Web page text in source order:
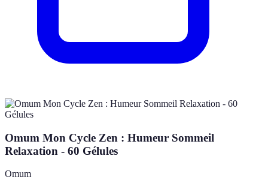
Omum Mon Cycle Zen : Humeur Sommeil
Relaxation - 60 Gélules
Omum